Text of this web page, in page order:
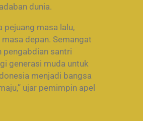
dunia.
pejuang masa lalu,
depan. Semangat
pengabdian santri
generasi muda untuk
menjadi bangsa
ujar pemimpin apel